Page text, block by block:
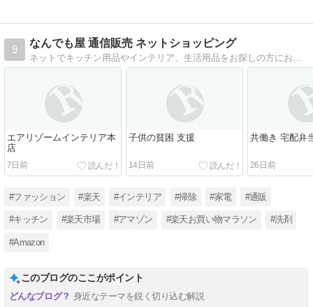
9
なんでも屋 通信販売 ネットショッピング
ネットでキッチン用品やインテリア、生活用品をお探しの方におすすめのブログ。水やコーヒーなども出来るだけ安くて人気のあるものを販売しています
エアリゾームインテリア本
店
7日前
子供の貧困 支援
14日前
共働き 宅配弁
26日前
#ファッション #楽天 #インテリア #掃除 #家電 #通販
#キッチン #楽天市場 #アマゾン #楽天お買い物マラソン #洗剤
#Amazon
このブログのここがポイント
身近なテーマを鋭く切り込む解説